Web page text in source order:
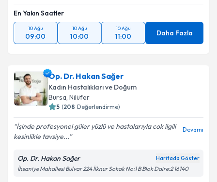
En Yakın Saatler
10 Ağu
09:00
10 Ağu
10:00
10 Ağu
11:00 Daha Fazla
Op. Dr. Hakan Sağer
Kadın Hastalıkları ve Doğum
Bursa, Nilüfer
5 (208 Değerlendirme)
İşinde profesyonel güler yüzlü ve hastalarıyla cok ilgili
kesinlikle tavsiye...
Devamı
Op. Dr. Hakan Sağer Haritada Göster
İhsaniye Mahallesi Bulvar 224 İlknur Sokak No:1 B Blok Daire:2 16140